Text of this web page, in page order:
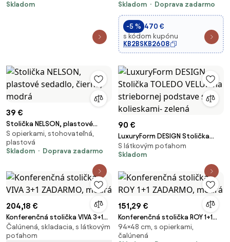
Skladom
Skladom
Doprava zadarmo
-5 % 470 €
s kódom kupónu
KB2BSKB2608
39 €
Stolička NELSON, plastové
sedadlo, čierna, modrá
S opierkami, stohovateľná,
plastová
Skladom
Doprava zadarmo
90 €
LuxuryForm DESIGN Stolička
TOLEDO VELUR na striebornej
podstave s kolieskami- zelená
S látkovým poťahom
Skladom
204,18 €
Konferenčná stolička VIVA 3+1
ZADARMO, modrá
Čalúnená, skladacia, s látkovým
poťahom
151,29 €
Konferenčná stolička ROY 1+1
ZADARMO, modrá
94×48 cm, s opierkami,
čalúnená